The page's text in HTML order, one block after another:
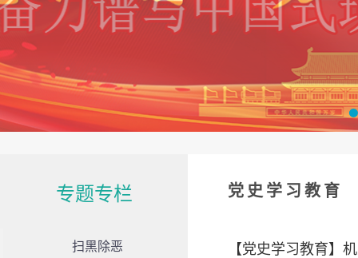
专题专栏
扫黑除恶
党史学习教育
【党史学习教育】